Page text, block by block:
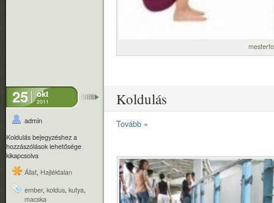
25 okt
2011
admin
Koldulás bejegyzéshez a
hozzászólások lehetősége
kikapcsolva
Állat Hajléktalan
ember, koldus kutya
macska
Koldulás
Tovább »